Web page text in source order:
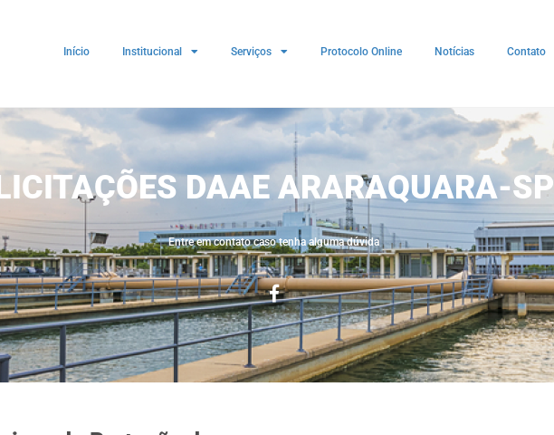
Início Institucional Serviços Protocolo Online Notícias Contato
DAAE ARARAQUARA-SP
Entre em contato caso tenha alguma dúvida